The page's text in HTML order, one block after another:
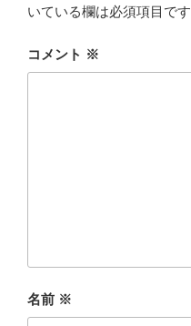
いている欄は必須項目です
コメント ※
名前 ※